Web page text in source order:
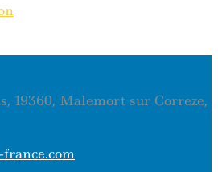
19360, Malemort sur Correze,
france.com